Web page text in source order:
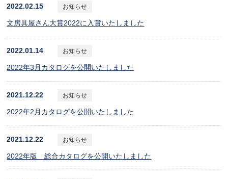
2022.02.15 お知らせ
文房具屋さん大賞2022に入賞いたしました
2022.01.14 お知らせ
2022年3月カタログを公開いたしました
2021.12.22 お知らせ
2022年2月カタログを公開いたしました
2021.12.22 お知らせ
2022年版 総合カタログを公開いたしました